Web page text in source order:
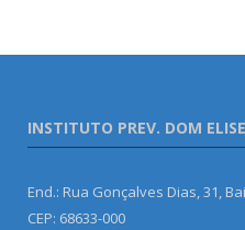
INSTITUTO PREV. DOM
End.: Rua Gonçalves Dias, 31,
CEP: 68633-000